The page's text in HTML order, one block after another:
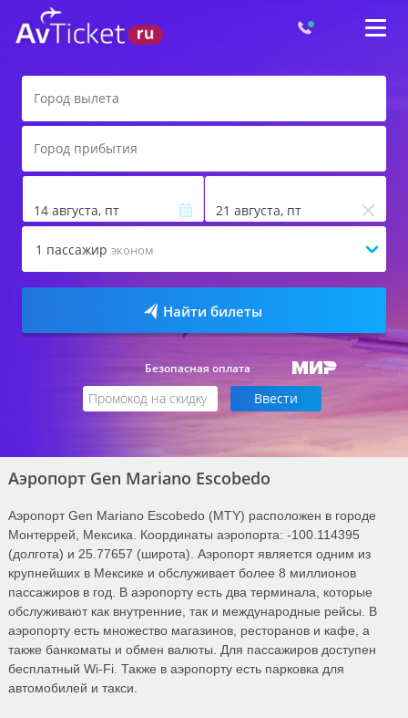
14 августа, пт 21 августа, пт
1 пассажир эконом
Найти билеты
Безопасная оплата
Аэропорт Gen Mariano Escobedo
Аэропорт Gen Mariano Escobedo (MTY) расположен в городе
Монтеррей, Мексика. Координаты аэропорта: -100.114395
(долгота) и 25.77657 (широта). Аэропорт является одним из
крупнейших в Мексике и обслуживает более 8 миллионов
пассажиров в год. В аэропорту есть два терминала, которые
обслуживают как внутренние, так и международные рейсы. В
аэропорту есть множество магазинов, ресторанов и кафе, а
также банкоматы и обмен валюты. Для пассажиров доступен
бесплатный Wi-Fi. Также в аэропорту есть парковка для
автомобилей и такси.